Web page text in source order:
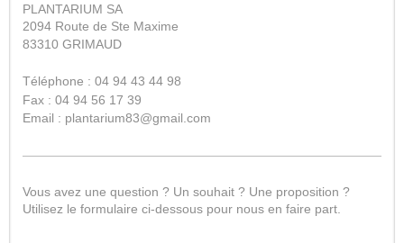
PLANTARIUM SA
2094 Route de Ste Maxime
83310 GRIMAUD
Téléphone : 04 94 43 44 98
Fax : 04 94 56 17 39
Email : plantarium83@gmail.com
Vous avez une question ? Un souhait ? Une proposition ?
Utilisez le formulaire ci-dessous pour nous en faire part.